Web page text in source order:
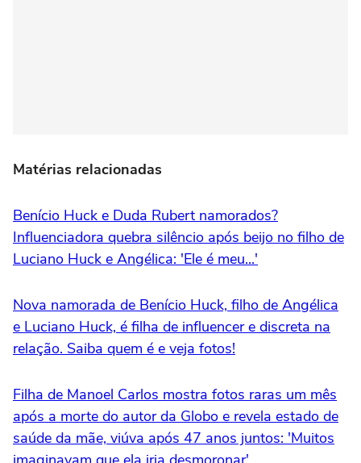
Matérias relacionadas
Benício Huck e Duda Rubert namorados?
Influenciadora quebra silêncio após beijo no filho de
Luciano Huck e Angélica: 'Ele é meu...'
Nova namorada de Benício Huck, filho de Angélica
e Luciano Huck, é filha de influencer e discreta na
relação. Saiba quem é e veja fotos!
Filha de Manoel Carlos mostra fotos raras um mês
após a morte do autor da Globo e revela estado de
saúde da mãe, viúva após 47 anos juntos: 'Muitos